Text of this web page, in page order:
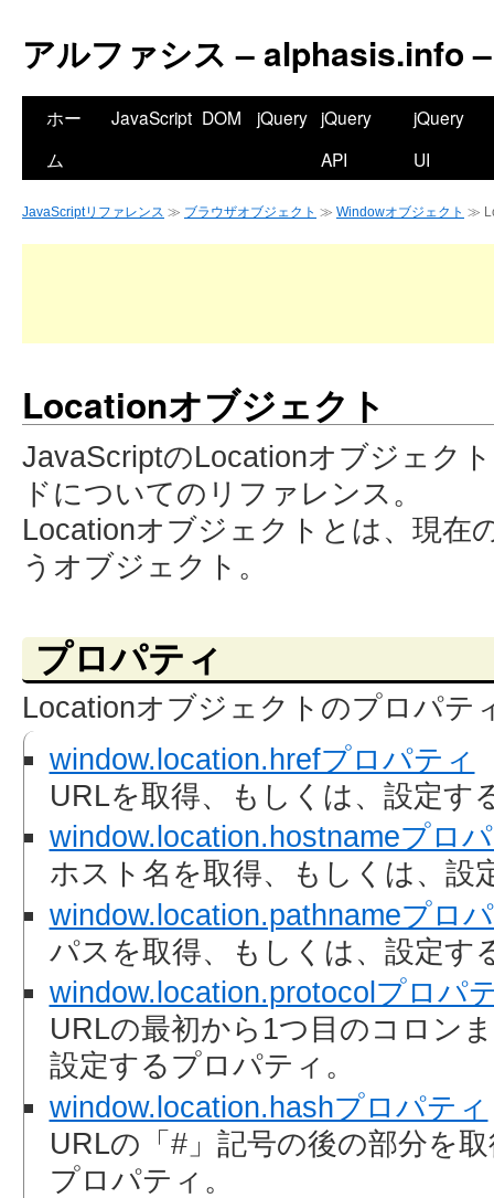
アルファシス – alphasis.info –
ホー
ム
JavaScript DOM jQuery jQuery
API
jQuery
UI
JavaScriptリファレンス ≫ ブラウザオブジェクト ≫ Windowオブジェクト ≫
Locationオブジェクト
JavaScriptのLocationオブジェク
ドについてのリファレンス。
Locationオブジェクトとは、現在
うオブジェクト。
プロパティ
Locationオブジェクトのプロパテ
window.location.hrefプロパティ
URLを取得、もしくは、設定す
window.location.hostnameプロ
ホスト名を取得、もしくは、設
window.location.pathnameプロ
パスを取得、もしくは、設定す
window.location.protocolプロパ
URLの最初から1つ目のコロン
設定するプロパティ。
window.location.hashプロパティ
URLの「#」記号の後の部分を
プロパティ。